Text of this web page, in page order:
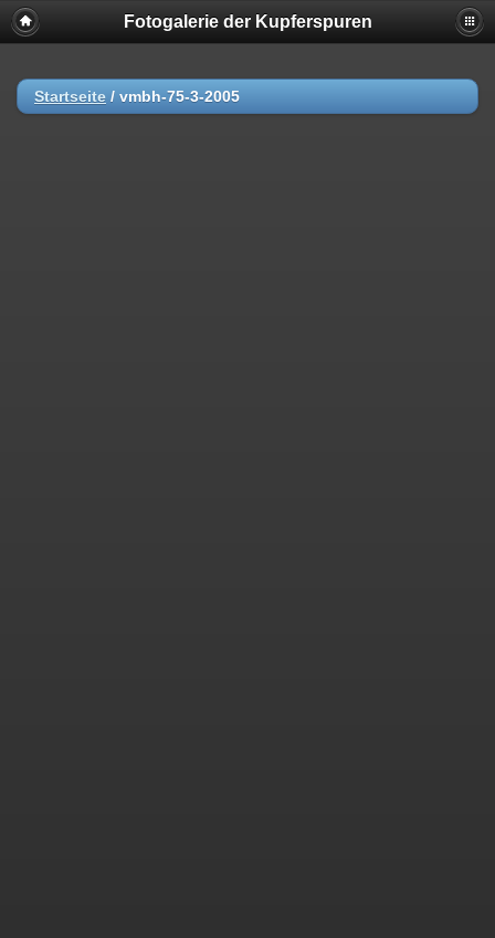
Fotogalerie der Kupferspuren
Startseite / vmbh-75-3-2005